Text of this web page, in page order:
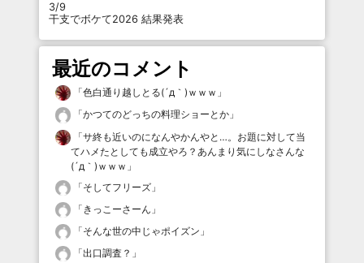
3/9
干支でボケて2026 結果発表
最近のコメント
「色白通り越しとる(´д｀)ｗｗｗ 」
「かつてのどっちの料理ショーとか 」
「サ終も近いのになんやかんやと…。お題に対して当
てハメたとしても成立やろ？あんまり気にしなさんな
(´д｀)ｗｗｗ 」
「そしてフリーズ 」
「 きっこーさーん 」
「そんな世の中じゃポイズン 」
「出口調査？ 」